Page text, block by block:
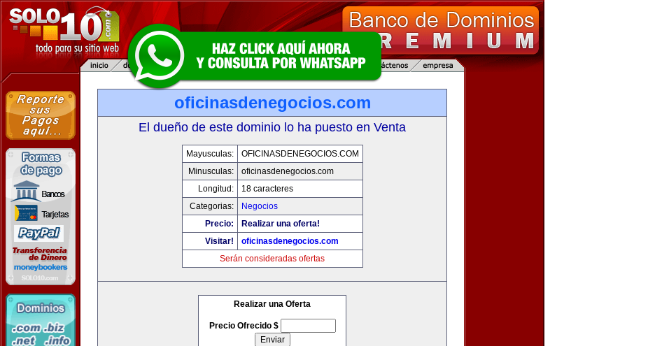
oficinasdenegocios.com
El dueño de este dominio lo ha puesto en Venta
Mayusculas:
OFICINASDENEGOCIOS.COM
Minusculas:
oficinasdenegocios.com
Longitud:
18 caracteres
Categorias:
Negocios
Precio:
Realizar una oferta!
Visitar!
oficinasdenegocios.com
Serán consideradas ofertas
Realizar una Oferta
Precio Ofrecido $